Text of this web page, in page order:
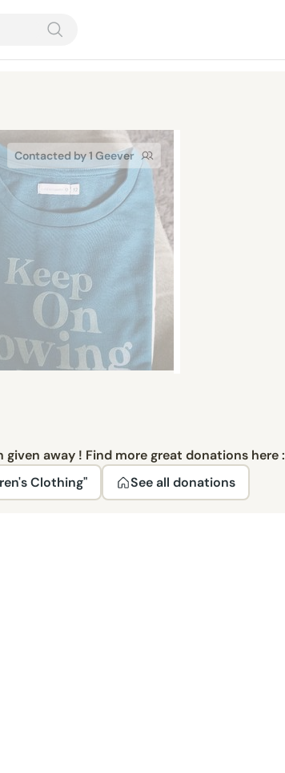
Contacted by 1 Geever
given away ! Find more great donations here :
Clothing"
See all donations